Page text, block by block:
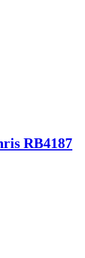
RB4187